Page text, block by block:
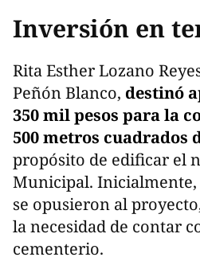
Inversión en
Rita Esther Lozano
Peñón Blanco, destinó
350 mil pesos para la
500 metros cuadrados
propósito de edificar el
Municipal. Inicialmente,
se opusieron al
la necesidad de contar
cementerio.